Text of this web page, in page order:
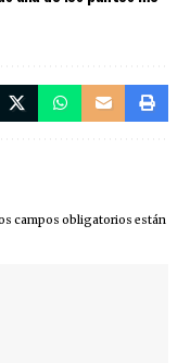
campos obligatorios están